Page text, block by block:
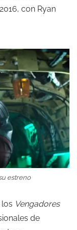
con Ryan
estreno
Vengadores
de